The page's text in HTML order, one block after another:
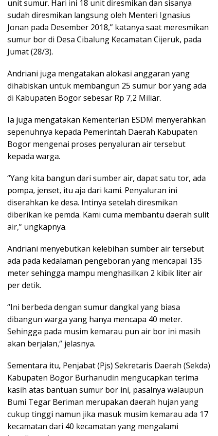
unit sumur. Hari ini 18 unit diresmikan dan sisanya
sudah diresmikan langsung oleh Menteri Ignasius
Jonan pada Desember 2018,” katanya saat meresmikan
sumur bor di Desa Cibalung Kecamatan Cijeruk, pada
Jumat (28/3).
Andriani juga mengatakan alokasi anggaran yang
dihabiskan untuk membangun 25 sumur bor yang ada
di Kabupaten Bogor sebesar Rp 7,2 Miliar.
Ia juga mengatakan Kementerian ESDM menyerahkan
sepenuhnya kepada Pemerintah Daerah Kabupaten
Bogor mengenai proses penyaluran air tersebut
kepada warga.
“Yang kita bangun dari sumber air, dapat satu tor, ada
pompa, jenset, itu aja dari kami. Penyaluran ini
diserahkan ke desa. Intinya setelah diresmikan
diberikan ke pemda. Kami cuma membantu daerah sulit
air,” ungkapnya.
Andriani menyebutkan kelebihan sumber air tersebut
ada pada kedalaman pengeboran yang mencapai 135
meter sehingga mampu menghasilkan 2 kibik liter air
per detik.
“Ini berbeda dengan sumur dangkal yang biasa
dibangun warga yang hanya mencapa 40 meter.
Sehingga pada musim kemarau pun air bor ini masih
akan berjalan,” jelasnya.
Sementara itu, Penjabat (Pjs) Sekretaris Daerah (Sekda)
Kabupaten Bogor Burhanudin mengucapkan terima
kasih atas bantuan sumur bor ini, pasalnya walaupun
Bumi Tegar Beriman merupakan daerah hujan yang
cukup tinggi namun jika masuk musim kemarau ada 17
kecamatan dari 40 kecamatan yang mengalami